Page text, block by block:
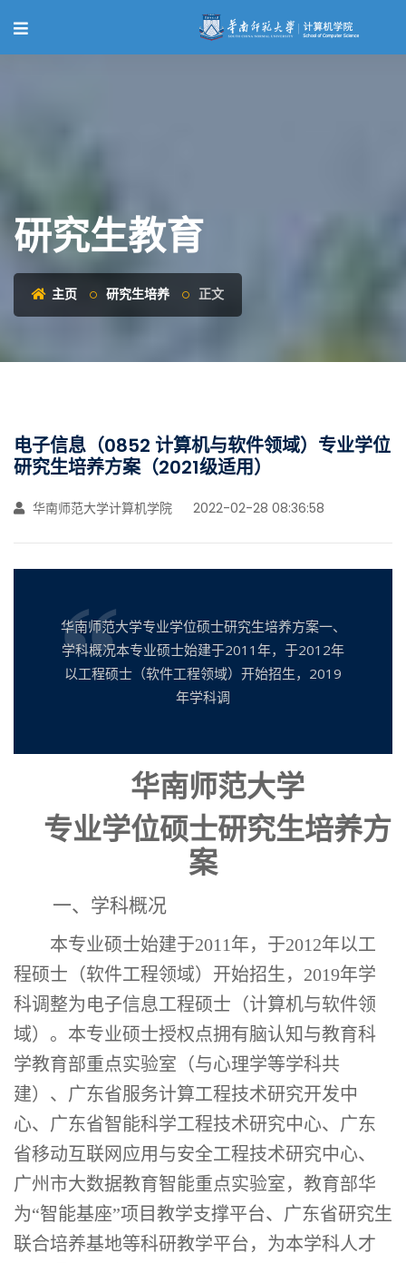
研究生教育
主页 研究生培养 正文
电子信息（0852 计算机与软件领域）专业学位
研究生培养方案（2021级适用）
华南师范大学计算机学院 2022-02-28 08:36:58
华南师范大学专业学位硕士研究生培养方案一、
学科概况本专业硕士始建于2011年，于2012年
以工程硕士（软件工程领域）开始招生，2019
年学科调
华南师范大学
专业学位硕士研究生培养方
案
一、学科概况
本专业硕士始建于2011 年，于2012年以工
程硕士（软件工程领域）开始招生， 2019年学
科调整为电子信息工程硕士（计算机与软件领
域）。 本专业硕士授权点拥有脑认知与教育科
学教育部重点实验室（与心理学等学科共
建）、广东省服务计算工程技术研究开发中
心、广东省智能科学工程技术研究中心、广东
省移动互联网应用与安全工程技术研究中心、
广州市大数据教育智能重点实验室，教育部华
为“智能基座”项目教学支撑平台、广东省研究生
联合培养基地等科研教学平台，为本学科人才